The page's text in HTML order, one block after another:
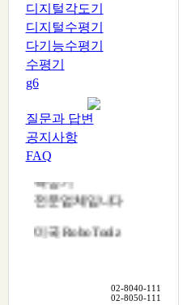
디지털각도기
디지털수평기
다기능수평기
수평기
g6
질문과 답변
공지사항
FAQ
다잰다
DAZENDA
레이저레벨기
측량기
테스트장비
측정기
전문업체입니다
한국대리점
02-8040-111
02-8050-111